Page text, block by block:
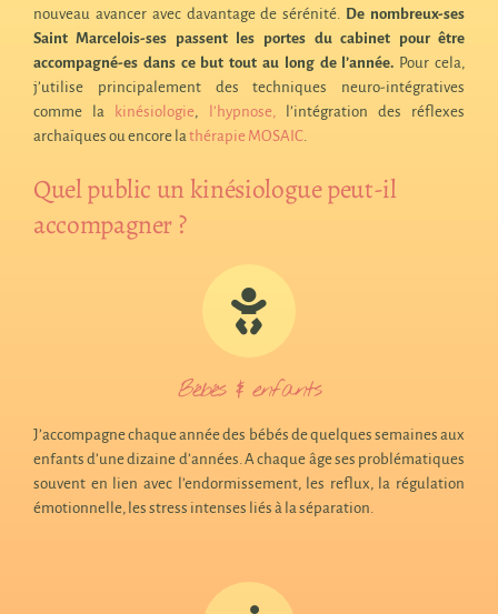
nouveau avancer avec davantage de sérénité. De nombreux-ses
Saint Marcelois-ses passent les portes du cabinet pour être
accompagné-es dans ce but tout au long de l’année. Pour cela,
j’utilise principalement des techniques neuro-intégratives
comme la kinésiologie, l’hypnose,
l’intégration des réflexes
archaïques ou encore la thérapie MOSAIC.
Quel public un kinésiologue peut-il
accompagner ?
Bébés & enfants
J’accompagne chaque année des bébés de quelques semaines aux
enfants d’une dizaine d’années. A chaque âge ses problématiques
souvent en lien avec l’endormissement, les reflux, la régulation
émotionnelle, les stress intenses liés à la séparation.